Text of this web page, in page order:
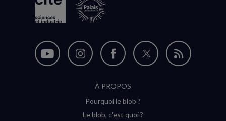
Nous
Nous
Instagram
Nous
sur
Facebook
Nous
Flux
À PROPOS
Pourquoi le blob ?
Le blob, c'est quoi ?